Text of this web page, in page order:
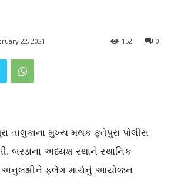
22, 2021 0
152
તાલુકાના મુખ્ય મથક ફતેપુરા પોલીસ
બરડાના અધ્યક્ષ સ્થાને સ્થાનિક
ફ્લેગ માર્ચનું આયોજન